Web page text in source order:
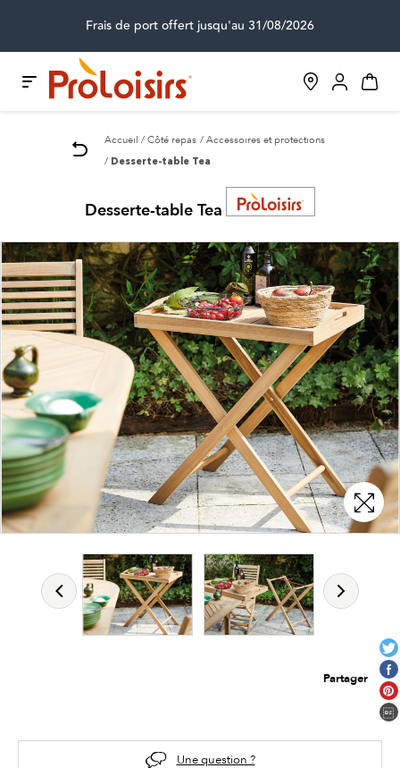
Frais de port offert jusqu'au 31/08/2026
Accueil Côté repas Accessoires et protections
Desserte-table Tea
Desserte-table Tea
Partager
Une question ?